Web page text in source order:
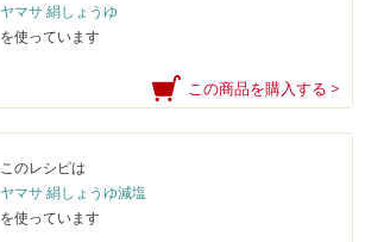
ヤマサ 絹しょうゆ
を使っています
この商品を購入する >
このレシピは
ヤマサ 絹しょうゆ減塩
を使っています